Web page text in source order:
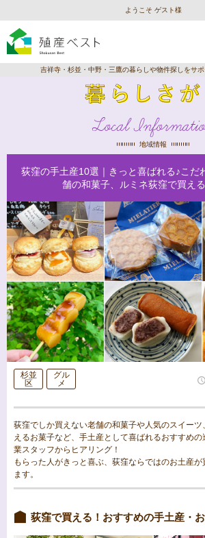
ようこそ ゲスト様
吉祥寺・杉並・中野・三鷹の暮らしや物件探しをサ
Local
地域情報
荻窪の手土産10選｜きっと喜ばれる♪こだ
舗の和菓子、ルミネ荻窪で買える
杉並
区
グル
メ
荻窪でしか買えない老舗の和菓子や人気のスイー
えるお菓子など、手土産として喜ばれるおすすめ
業スタッフからヒアリング！
もらった人がきっと喜ぶ、荻窪ならではのお土産
ます。
荻窪で買える！おすすめの手土産・